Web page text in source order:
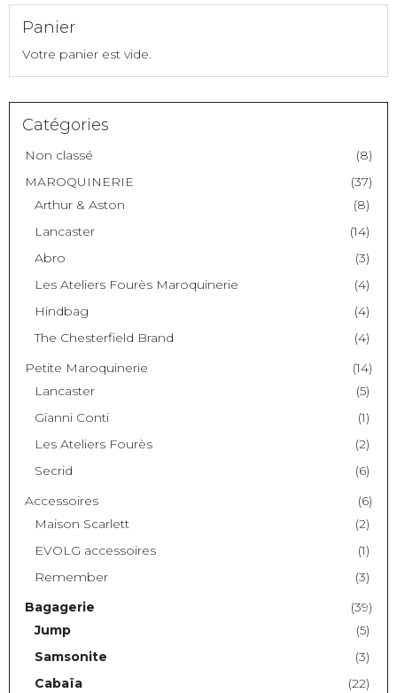
Panier
Votre panier est vide.
Catégories
Non classé
(8)
MAROQUINERIE
(37)
Arthur & Aston
(8)
Lancaster
(14)
Abro
(3)
Les Ateliers Fourès Maroquinerie
(4)
Hindbag
(4)
The Chesterfield Brand
(4)
Petite Maroquinerie
(14)
Lancaster
(5)
Gianni Conti
(1)
Les Ateliers Fourès
(2)
Secrid
(6)
Accessoires
(6)
Maison Scarlett
(2)
EVOLG accessoires
(1)
Remember
(3)
Bagagerie
(39)
Jump
(5)
Samsonite
(3)
Cabaïa
(22)